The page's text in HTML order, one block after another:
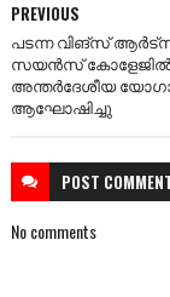
PREVIOUS
പടന്ന വിങ്സ്
സയൻസ് കോളേജിൽ
അന്തർദേശീയ
ആഘോഷിച്ചു
POST
No comments